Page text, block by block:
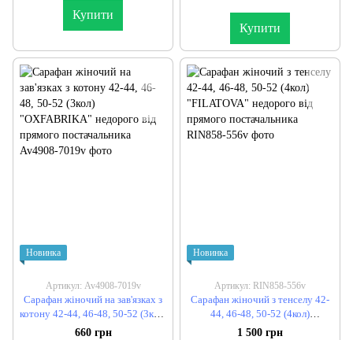
Купити
Купити
Новинка
Артикул: Av4908-7019v
Сарафан жіночий на зав'язках з
котону 42-44, 46-48, 50-52 (3кол)
"OXFABRIKA" недорого від
660 грн
Новинка
Артикул: RIN858-556v
Сарафан жіночий з тенселу 42-
44, 46-48, 50-52 (4кол)
"FILATOVA" недорого від
1 500 грн